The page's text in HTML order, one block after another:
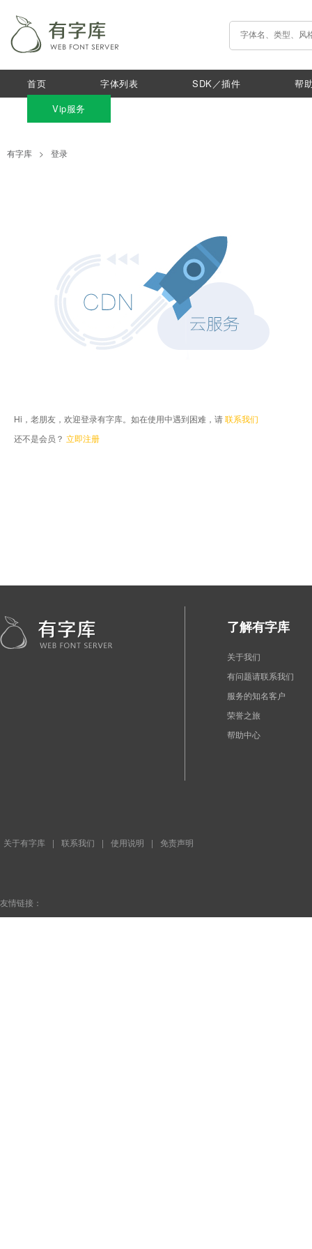
首页 字体列表 SDK／插件
帮
Vip服务
有字库 > 登录
Hi，老朋友，欢迎登录有字库。如在使用中遇到困难，请联系我们
还不是会员？ 立即注册
了解有字库
关于我们
有问题请联系我们
服务的知名客户
荣誉之旅
帮助中心
关于有字库 | 联系我们 | 使用说明 | 免责声明
友情链接：